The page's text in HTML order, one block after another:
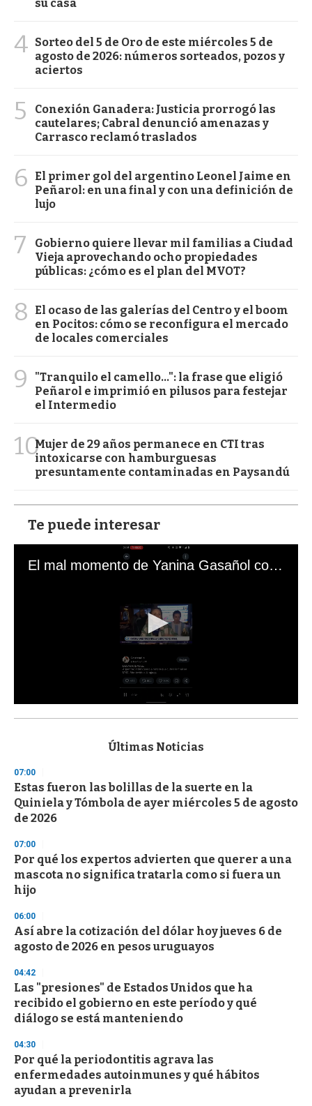
su casa
4 Sorteo del 5 de Oro de este miércoles 5 de
agosto de 2026: números sorteados, pozos y
aciertos
5
Conexión Ganadera: Justicia prorrogó las
cautelares; Cabral denunció amenazas y
Carrasco reclamó traslados
6
El primer gol del argentino Leonel Jaime en
Peñarol: en una final y con una definición de
lujo
7
Gobierno quiere llevar mil familias a Ciudad
Vieja aprovechando ocho propiedades
públicas: ¿cómo es el plan del MVOT?
8
El ocaso de las galerías del Centro y el boom
en Pocitos: cómo se reconfigura el mercado
de locales comerciales
9
"Tranquilo el camello...": la frase que eligió
Peñarol e imprimió en pilusos para festejar
el Intermedio
10Mujer de 29 años permanece en CTI tras
intoxicarse con hamburguesas
presuntamente contaminadas en Paysandú
Te puede interesar
El mal momento de Yanina Gasañol con un hincha argentino en "Subrayado"
s
d
s
o
f
3
s
e
c
o
n
Últimas Noticias
07:00
Estas fueron las bolillas de la suerte en la
Quiniela y Tómbola de ayer miércoles 5 de agosto
de 2026
07:00
Por qué los expertos advierten que querer a una
mascota no significa tratarla como si fuera un
hijo
06:00
Así abre la cotización del dólar hoy jueves 6 de
agosto de 2026 en pesos uruguayos
04:42
Las "presiones" de Estados Unidos que ha
recibido el gobierno en este período y qué
diálogo se está manteniendo
04:30
Por qué la periodontitis agrava las
enfermedades autoinmunes y qué hábitos
ayudan a prevenirla